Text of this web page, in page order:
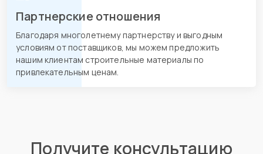
Партнерские отношения
Благодаря многолетнему партнерству и выгодным
условиям от поставщиков, мы можем предложить
нашим клиентам строительные материалы по
привлекательным ценам.
Получите консультацию